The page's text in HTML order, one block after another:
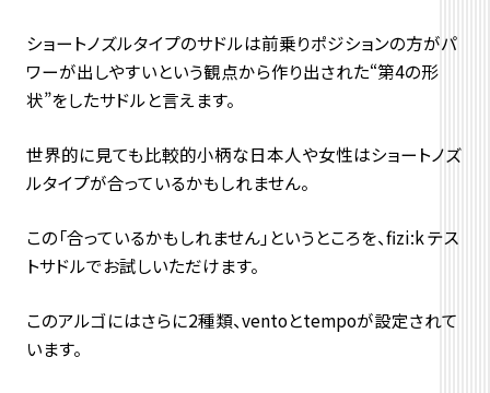
ショートノズルタイプのサドルは前乗りポジションの方がパ
ワーが出しやすいという観点から作り出された“第4の形
状”をしたサドルと言えます。
世界的に見ても比較的小柄な日本人や女性はショートノズ
ルタイプが合っているかもしれません。
この「合っているかもしれません」というところを、fizi:k テス
トサドルでお試しいただけます。
このアルゴにはさらに2種類、ventoとtempoが設定されて
います。